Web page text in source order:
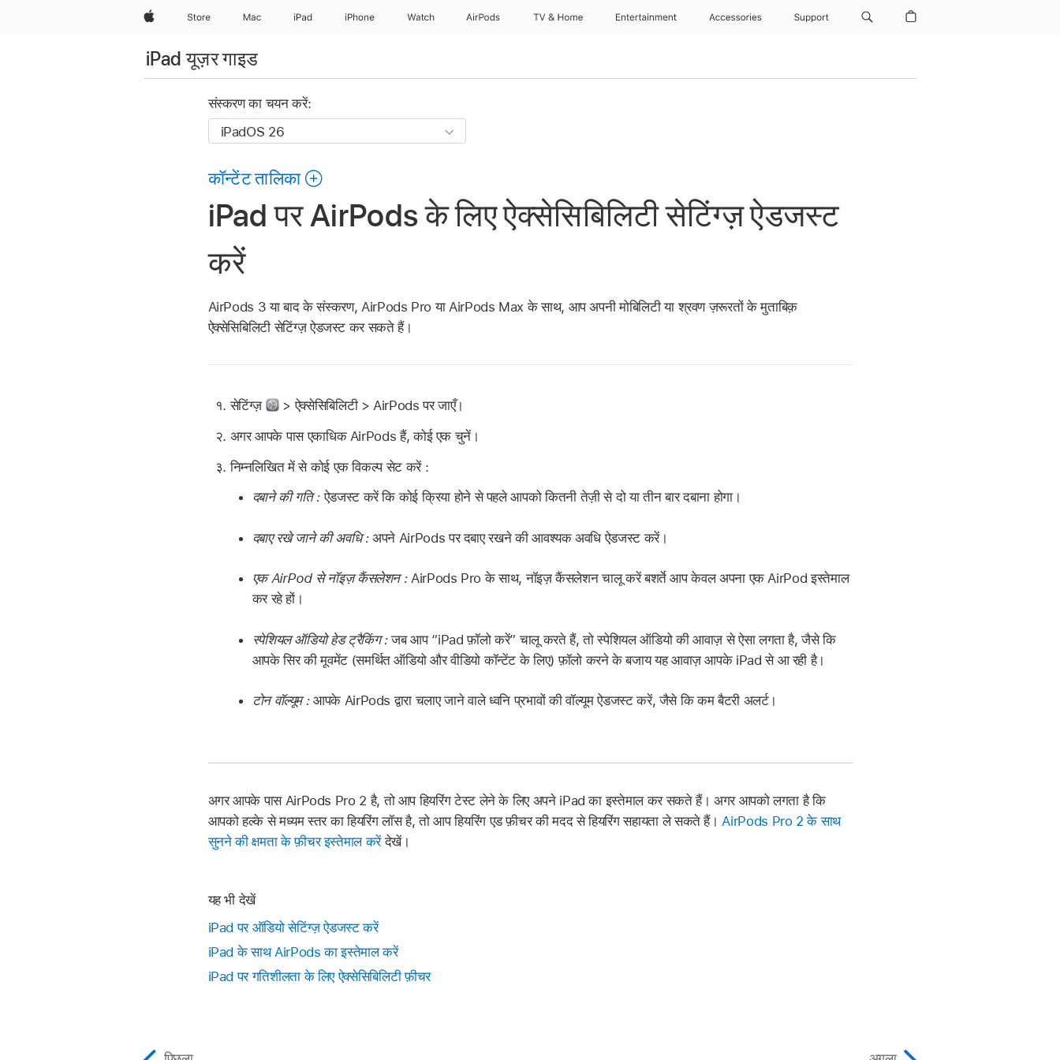
AppleStore Mac iPad iPhone Watch AirPods TV & Home Entertainment Accessories Support
iPad यूज़र गाइड
संस्करण का चयन करें:
कॉन्टेंट तालिका
iPad पर AirPods के लिए ऐक्सेसिबिलिटी सेटिंग्ज़ ऐडजस्ट
करें
AirPods 3 या बाद के संस्करण, AirPods Pro या AirPods Max के साथ, आप अपनी मोबिलिटी या श्रवण ज़रूरतों के मुताबिक़
ऐक्सेसिबिलिटी सेटिंग्ज़ ऐडजस्ट कर सकते हैं।
सेटिंग्ज़
> ऐक्सेसिबिलिटी > AirPods पर जाएँ।
अगर आपके पास एकाधिक AirPods हैं, कोई एक चुनें।
निम्नलिखित में से कोई एक विकल्प सेट करें :
दबाने की गति : ऐडजस्ट करें कि कोई क्रिया होने से पहले आपको कितनी तेज़ी से दो या तीन बार दबाना होगा।
दबाए रखे जाने की अवधि :अपने AirPods पर दबाए रखने की आवश्यक अवधि ऐडजस्ट करें।
एक AirPod से नॉइज़ कैंसलेशन :AirPods Pro के साथ, नॉइज़ कैंसलेशन चालू करें बशर्ते आप केवल अपना एक AirPod इस्तेमाल
कर रहे हों।
स्पेशियल ऑडियो हेड ट्रैकिंग :जब आप “iPad फ़ॉलो करें” चालू करते हैं, तो स्पेशियल ऑडियो की आवाज़ से ऐसा लगता है, जैसे कि
आपके सिर की मूवमेंट (समर्थित ऑडियो और वीडियो कॉन्टेंट के लिए) फ़ॉलो करने के बजाय यह आवाज़ आपके iPad से आ रही है।
टोन वॉल्यूम :आपके AirPods द्वारा चलाए जाने वाले ध्वनि प्रभावों की वॉल्यूम ऐडजस्ट करें, जैसे कि कम बैटरी अलर्ट।
अगर आपके पास AirPods Pro 2 है, तो आप हियरिंग टेस्ट लेने के लिए अपने iPad का इस्तेमाल कर सकते हैं। अगर आपको लगता है कि
आपको हल्के से मध्यम स्तर का हियरिंग लॉस है, तो आप हियरिंग एड फ़ीचर की मदद से हियरिंग सहायता ले सकते हैं। AirPods Pro 2 के साथ
सुनने की क्षमता के फ़ीचर इस्तेमाल करेंदेखें।
यह भी देखें
iPad पर ऑडियो सेटिंग्ज़ ऐडजस्ट करें
iPad के साथ AirPods का इस्तेमाल करें
iPad पर गतिशीलता के लिए ऐक्सेसिबिलिटी फ़ीचर